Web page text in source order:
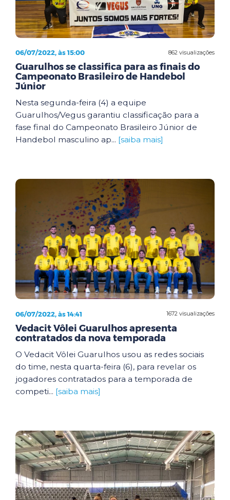
862 visualizações
06/07/2022, às 15:00
Guarulhos se classifica para as finais do
Campeonato Brasileiro de Handebol
Júnior
Nesta segunda-feira (4) a equipe
Guarulhos/Vegus garantiu classificação para a
fase final do Campeonato Brasileiro Júnior de
Handebol masculino ap... [saiba mais]
1672 visualizações
06/07/2022, às 14:41
Vedacit Vôlei Guarulhos apresenta
contratados da nova temporada
O Vedacit Vôlei Guarulhos usou as redes sociais
do time, nesta quarta-feira (6), para revelar os
jogadores contratados para a temporada de
competi... [saiba mais]